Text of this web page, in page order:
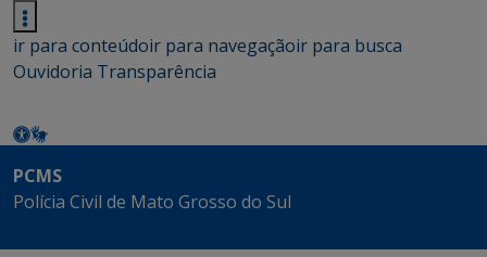
ir para conteúdoir para navegaçãoir para busca
Ouvidoria Transparência
PCMS
Polícia Civil de Mato Grosso do Sul